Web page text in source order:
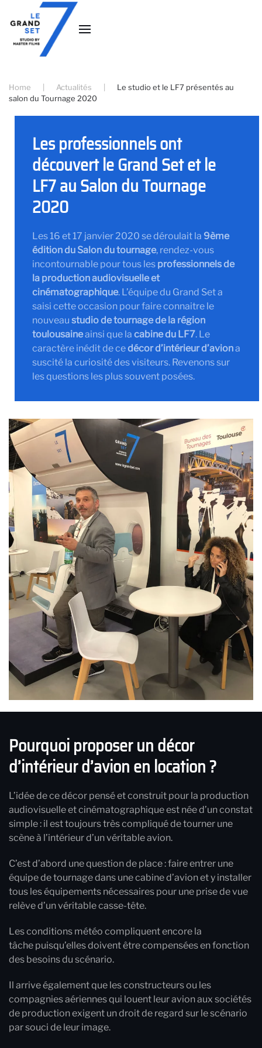
Accéder au contenu principal
Home Actualités
Le studio et le LF7 présentés au
salon du Tournage 2020
Les professionnels ont
découvert le Grand Set et le
LF7 au Salon du Tournage
2020
Les 16 et 17 janvier 2020 se déroulait la 9ème
édition du Salon du tournage, rendez-vous
incontournable pour tous les professionnels de
la production audiovisuelle et
cinématographique. L’équipe du Grand Set a
saisi cette occasion pour faire connaitre le
nouveau studio de tournage de la région
toulousaineainsi que la cabine du LF7. Le
caractère inédit de cedécor d’intérieur d’aviona
suscité la curiosité des visiteurs. Revenons sur
les questions les plus souvent posées.
Pourquoi proposer un décor
d’intérieur d’avion en location ?
L’idée de ce décor pensé et construit pour la production
audiovisuelle et cinématographique est née d’un constat
simple : il est toujours très compliqué de tourner une
scène à l’intérieur d’un véritable avion.
C’est d’abord une question de place : faire entrer une
équipe de tournage dans une cabine d’avion et y installer
tous les équipements nécessaires pour une prise de vue
relève d’un véritable casse-tête.
Les conditions météo compliquent encore la
tâche puisqu’elles doivent être compensées en fonction
des besoins du scénario.
Il arrive également que les constructeurs ou les
compagnies aériennes qui louent leur avion aux sociétés
de production exigent un droit de regard sur le scénario
par souci de leur image.